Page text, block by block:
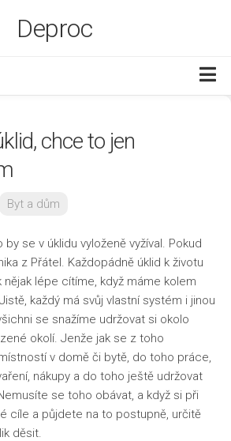
Deproc
chce to jen
Byt a dům
by se v úklidu vyloženě vyžíval. Pokud
z Přátel. Každopádně úklid k životu
nějak lépe cítíme, když máme kolem
každý má svůj vlastní systém i jinou
se snažíme udržovat si okolo
okolí. Jenže jak se z toho
v domě či bytě, do toho práce,
nákupy a do toho ještě udržovat
se toho obávat, a když si při
cíle a půjdete na to postupně, určitě
děsit.